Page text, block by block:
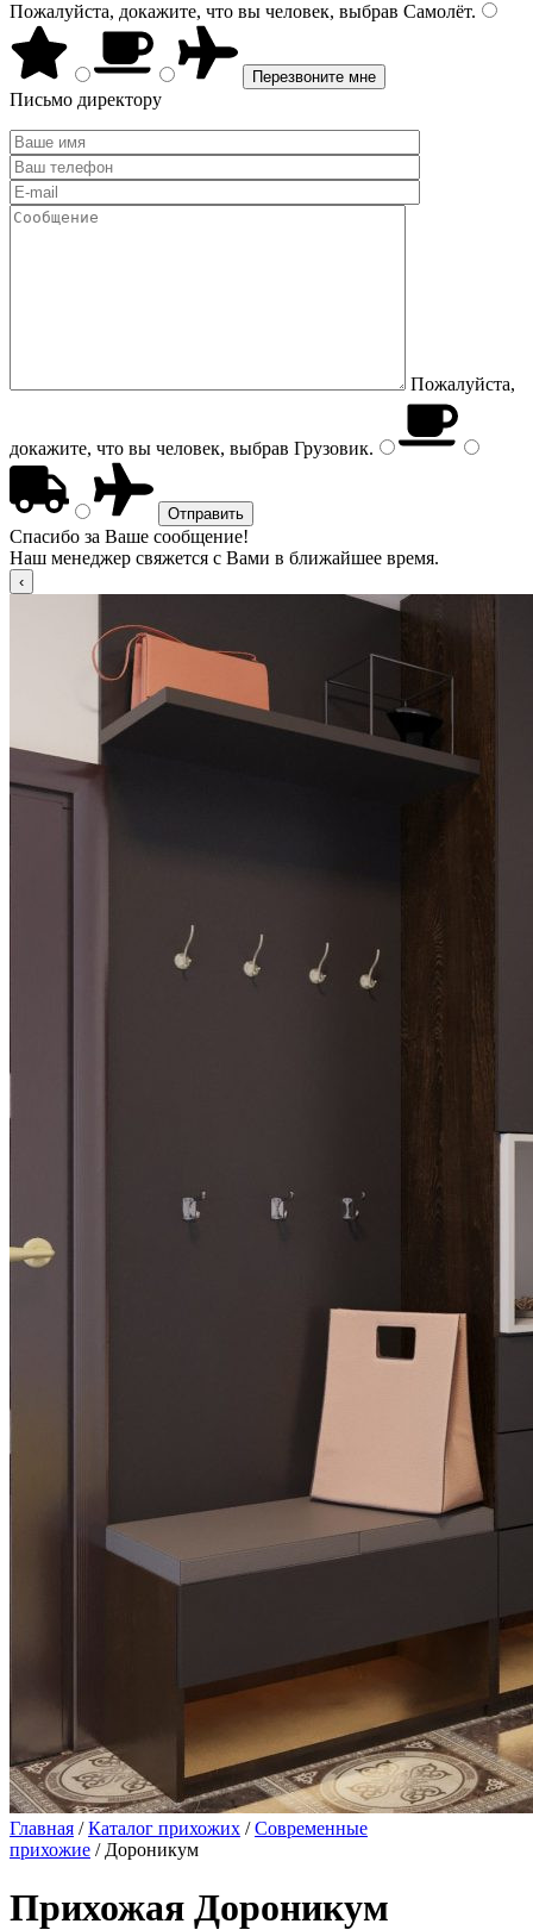
Пожалуйста, докажите, что вы человек, выбрав Самолёт.
Письмо директору
Пожалуйста,
докажите, что вы человек, выбрав Грузовик.
Спасибо за Ваше сообщение!
Наш менеджер свяжется с Вами в ближайшее время.
Главная /Каталог прихожих /Современные
прихожие / Дороникум
Прихожая Дороникум